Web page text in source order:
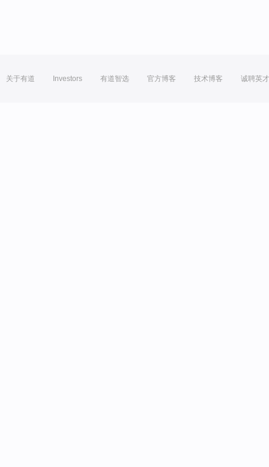
关于有道 Investors 有道智选 官方博客 技术博客 诚聘英才